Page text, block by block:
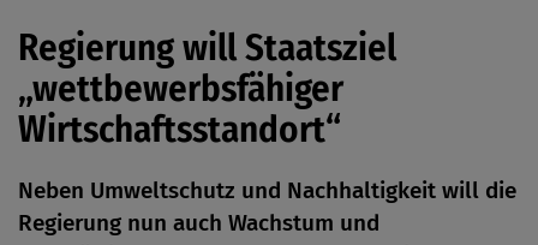
Artikel auf Xing teilen
Artikel auf linkedIn teilen
Artikel auf Facebook teilen
Artikellink kopieren
Artikel per Mail teilen
Regierung will Staatsziel
„wettbewerbsfähiger
Wirtschaftsstandort“
Neben Umweltschutz und Nachhaltigkeit will die
Regierung nun auch Wachstum und